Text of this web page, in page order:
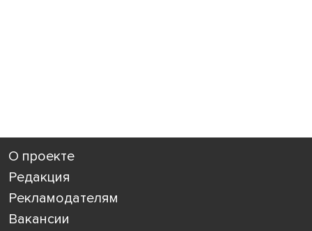
О проекте
Редакция
Рекламодателям
Вакансии